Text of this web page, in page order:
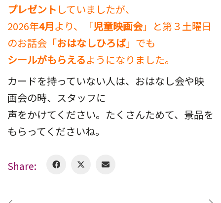
プレゼント していましたが、
2026年4月より、「児童映画会」と第３土曜日
のお話会「おはなしひろば」でも
シールがもらえるようになりました。
カードを持っていない人は、おはなし会や映
画会の時、スタッフに
声をかけてください。たくさんためて、景品を
もらってくださいね。
Share: